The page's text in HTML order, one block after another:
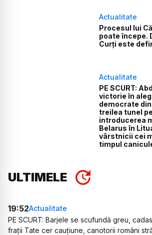
Actualitate
Procesul lui
poate începe.
Curți este
Actualitate
PE SCURT:
victorie în
democrate
treilea tunel
introducerea
Belarus în
vârstnicii cei
timpul
ULTIMELE
19:52Actualitate
PE SCURT: Barjele se scufundă greu,
frații Tate cer cauțiune, canotorii români